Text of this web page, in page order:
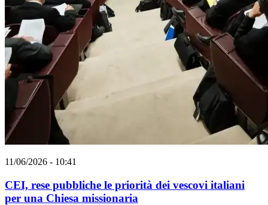
11/06/2026 - 10:41
CEI, rese pubbliche le priorità dei vescovi italiani
per una Chiesa missionaria